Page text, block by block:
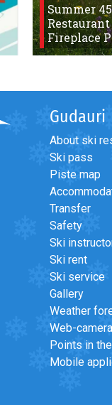
Все
Summer
Restaurant
Fireplace
Gudauri
About ski
Ski pass
Piste map
Transfer
Safety
Ski
Ski rent
Ski service
Gallery
Weather
Web-
Points in
Mobile